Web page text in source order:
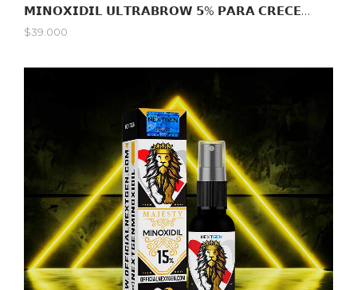
𝗠𝗜𝗡𝗢𝗫𝗜𝗗𝗜𝗟 𝗨𝗟𝗧𝗥𝗔𝗕𝗥𝗢𝗪 𝟱% 𝗣𝗔𝗥𝗔 𝗖𝗥𝗘𝗖𝗘𝗥 𝗬 𝗣𝗢𝗕𝗟𝗔𝗥 𝗖𝗘𝗝𝗔𝗦 / 𝟯𝟬𝗠𝗟
$39.000